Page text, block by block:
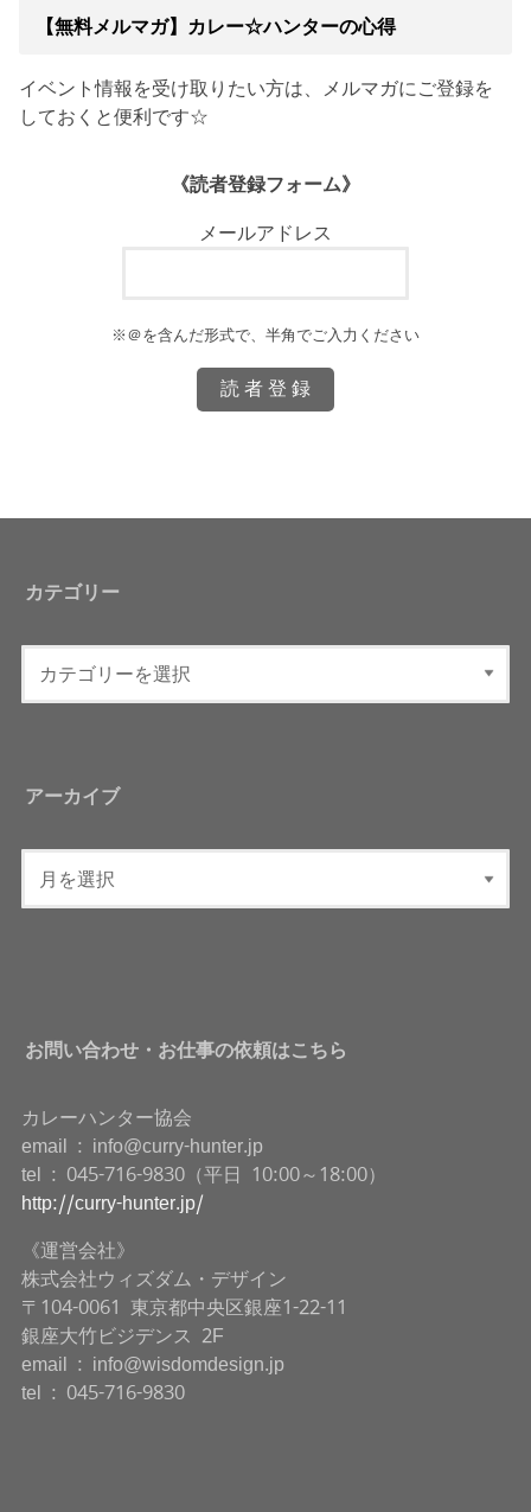
【無料メルマガ】カレー☆ハンターの心得
イベント情報を受け取りたい方は、メルマガにご登録を
しておくと便利です☆
《読者登録フォーム》
メールアドレス
※＠を含んだ形式で、半角でご入力ください
カテゴリー
アーカイブ
お問い合わせ・お仕事の依頼はこちら
カレーハンター協会
email : info@curry-hunter.jp
tel : 045-716-9830（平日 10:00～18:00）
http://curry-hunter.jp/
《運営会社》
株式会社ウィズダム・デザイン
〒104-0061 東京都中央区銀座1-22-11
銀座大竹ビジデンス 2F
email : info@wisdomdesign.jp
tel : 045-716-9830